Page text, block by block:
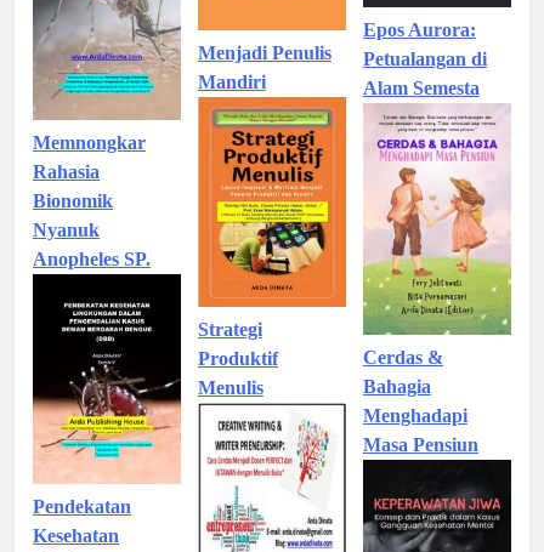
Memnongkar
Rahasia
Bionomik
Nyanuk
Anopheles SP.
Pendekatan
Kesehatan
Menjadi Penulis
Mandiri
Strategi
Produktif
Menulis
Epos Aurora:
Petualangan di
Alam Semesta
Cerdas &
Bahagia
Menghadapi
Masa Pensiun